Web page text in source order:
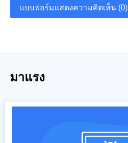
แบบฟอร์มแสดงความคิดเห็น (0)
มาแรง